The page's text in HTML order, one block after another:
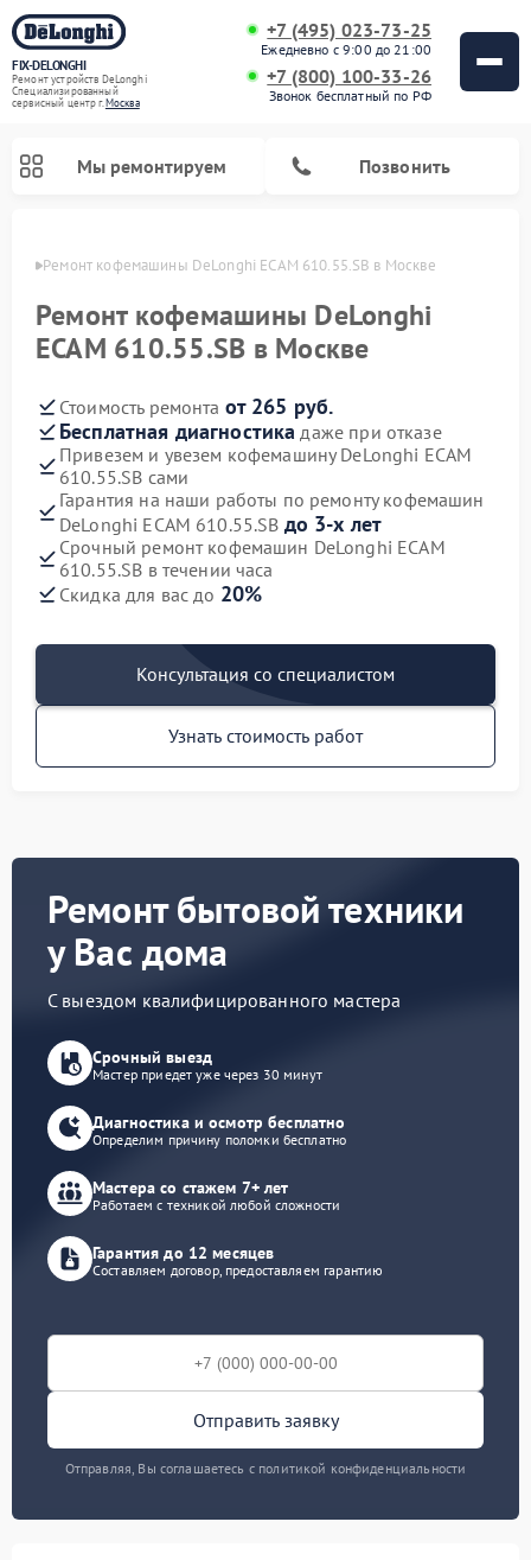
FIX-DELONGHI
Ремонт устройств DeLonghi
Специализированный
cервисный центр г.Москва
+7 (495) 023-73-25
Ежедневно с 9:00 до 21:00
+7 (800) 100-33-26
Звонок бесплатный по РФ
Мы ремонтируем Позвонить
Ремонт кофемашины DeLonghi ECAM 610.55.SB в Москве
Ремонт кофемашины DeLonghi
ECAM 610.55.SB в Москве
Стоимость ремонта от 265 руб.
Бесплатная диагностика даже при отказе
Привезем и увезем кофемашину DeLonghi ECAM
610.55.SB сами
Гарантия на наши работы по ремонту кофемашин
DeLonghi ECAM 610.55.SB до 3-х лет
Срочный ремонт кофемашин DeLonghi ECAM
610.55.SB в течении часа
Скидка для вас до 20%
Консультация со специалистом
Узнать стоимость работ
Ремонт бытовой техники
у Вас дома
С выездом квалифицированного мастера
Срочный выезд
Мастер приедет уже через 30 минут
Диагностика и осмотр бесплатно
Определим причину поломки бесплатно
Мастера со стажем 7+ лет
Работаем с техникой любой сложности
Гарантия до 12 месяцев
Составляем договор, предоставляем гарантию
Отправить заявку
Отправляя, Вы соглашаетесь с политикой конфиденциальности